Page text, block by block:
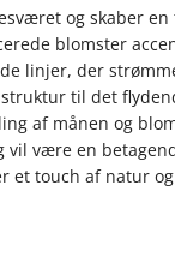
og skaber en
blomster
linjer, der
til det
af månen og
vil være en
et touch af natur